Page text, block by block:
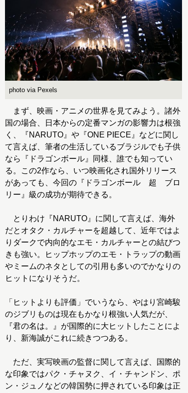
photo via Pexels
まず、映画・アニメの世界を見てみよう。諸外
国の場合、日本からの定番マンガの影響力は根強
く、『NARUTO』や『ONE PIECE』などに関し
て言えば、筆者の生活しているブラジルでも子供
なら『ドラゴンボール』同様、誰でも知ってい
る。この2作なら、いつ映画化され国外リリース
があっても、今回の『ドラゴンボール 超 ブロ
リー』級の成功が期待できる。
とりわけ『NARUTO』に関して言えば、海外
だとオタク・カルチャーを超越して、近年ではよ
りダークで内向的なエモ・カルチャーとの結びつ
きも強い。ヒップホップのエモ・トラップの動画
やミームのネタとしての引用も多いのでかなりの
ヒットになりそうだ。
「ヒットよりも評価」でいうなら、やはり宮崎駿
のジブリものは現在もかなり根強い人気だが、
『君の名は。』が国際的に大ヒットしたことによ
り、新海誠がこれに続きつつある。
ただ、実写映画の監督に関して言えば、国際的
な印象ではパク・チャヌク、イ・チャンドン、ポ
ン・ジュノなどの韓国勢に押されている印象は正